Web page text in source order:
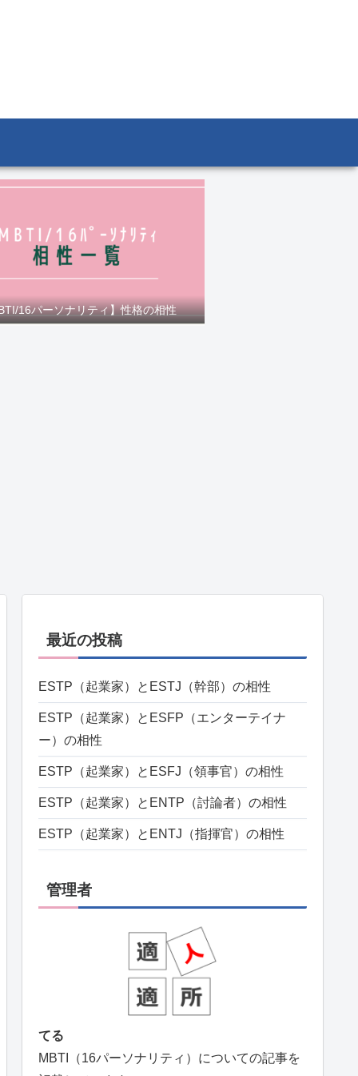
16パーソナリティ】性格の相性
最近の投稿
ESTP（起業家）とESTJ（幹部）の相性
ESTP（起業家）とESFP（エンターテイナ
ー）の相性
ESTP（起業家）とESFJ（領事官）の相性
ESTP（起業家）とENTP（討論者）の相性
ESTP（起業家）とENTJ（指揮官）の相性
管理者
てる
MBTI（16パーソナリティ）についての記事を